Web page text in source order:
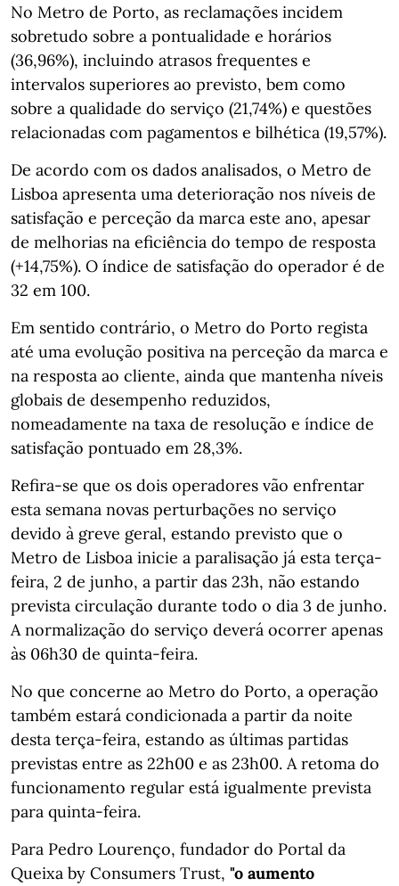
No Metro de Porto, as reclamações incidem
sobretudo sobre a pontualidade e horários
(36,96%), incluindo atrasos frequentes e
intervalos superiores ao previsto, bem como
sobre a qualidade do serviço (21,74%) e questões
relacionadas com pagamentos e bilhética (19,57%).
De acordo com os dados analisados, o Metro de
Lisboa apresenta uma deterioração nos níveis de
satisfação e perceção da marca este ano, apesar
de melhorias na eficiência do tempo de resposta
(+14,75%). O índice de satisfação do operador é de
32 em 100.
Em sentido contrário, o Metro do Porto regista
até uma evolução positiva na perceção da marca e
na resposta ao cliente, ainda que mantenha níveis
globais de desempenho reduzidos,
nomeadamente na taxa de resolução e índice de
satisfação pontuado em 28,3%.
Refira-se que os dois operadores vão enfrentar
esta semana novas perturbações no serviço
devido à greve geral, estando previsto que o
Metro de Lisboa inicie a paralisação já esta terça-
feira, 2 de junho, a partir das 23h, não estando
prevista circulação durante todo o dia 3 de junho.
A normalização do serviço deverá ocorrer apenas
às 06h30 de quinta-feira.
No que concerne ao Metro do Porto, a operação
também estará condicionada a partir da noite
desta terça-feira, estando as últimas partidas
previstas entre as 22h00 e as 23h00. A retoma do
funcionamento regular está igualmente prevista
para quinta-feira.
Para Pedro Lourenço, fundador do Portal da
Queixa by Consumers Trust, "o aumento